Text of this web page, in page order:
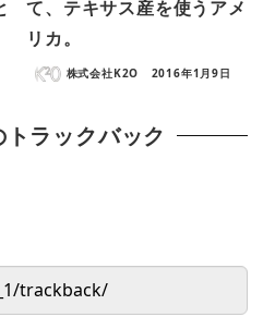
て、テキサス産を使うアメ
リカ。
株式会社K2O 2016年1月9日
ラックバック